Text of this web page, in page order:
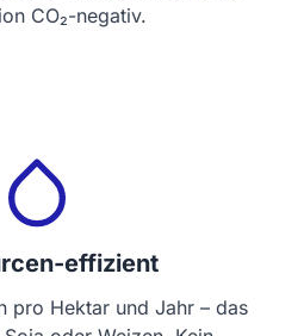
CO₂-negativ.
effizient
pro Hektar und Jahr – das